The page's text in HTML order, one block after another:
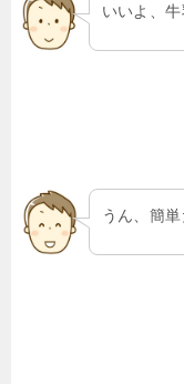
いいよ、
うん、簡